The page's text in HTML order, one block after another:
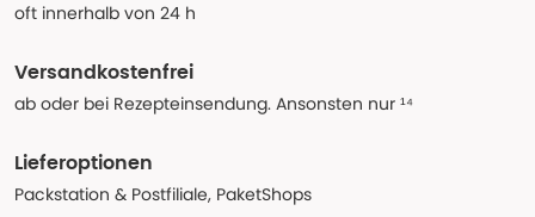
oft innerhalb von 24 h
Versandkostenfrei
ab oder bei Rezepteinsendung. Ansonsten nur ¹⁴
Lieferoptionen
Packstation & Postfiliale, PaketShops